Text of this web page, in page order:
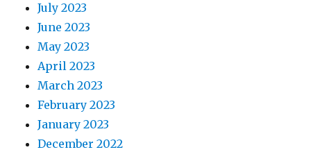
July 2023
June 2023
May 2023
April 2023
March 2023
February 2023
January 2023
December 2022